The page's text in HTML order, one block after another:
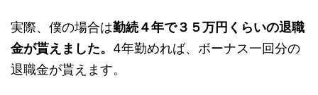
実際、僕の場合は勤続４年で３５万円くらいの退職
金が貰えました。 4年勤めれば、ボーナス一回分の
退職金が貰えます。